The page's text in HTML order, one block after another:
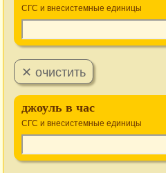
СГС и внесистемные единицы
джоуль в час
СГС и внесистемные единицы